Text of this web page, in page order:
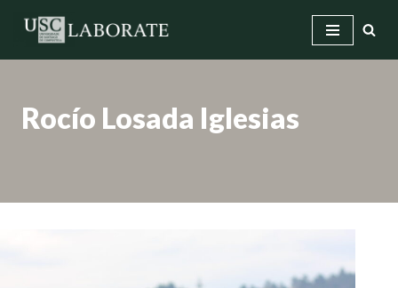
Saltar
Rocío Losada Iglesias